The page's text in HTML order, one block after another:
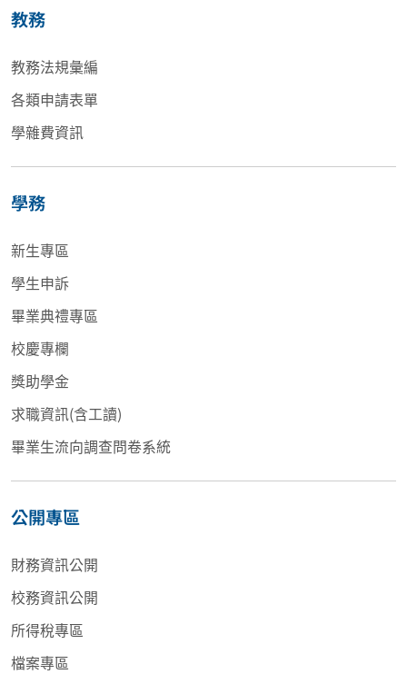
教務
教務法規彙編
各類申請表單
學雜費資訊
學務
新生專區
學生申訴
畢業典禮專區
校慶專欄
獎助學金
求職資訊(含工讀)
畢業生流向調查問卷系統
公開專區
財務資訊公開
校務資訊公開
所得稅專區
檔案專區